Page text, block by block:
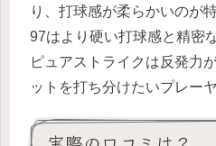
り、打球感が柔らかいのが
97はより硬い打球感と精密
ピュアストライクは反発力
ットを打ち分けたいプレー